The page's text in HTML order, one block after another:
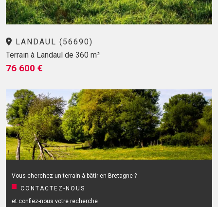
LANDAUL (56690)
Terrain à Landaul de 360 m²
76 600 €
Vous cherchez un terrain à bâtir en Bretagne ?
CONTACTEZ-NOUS
et confiez-nous votre recherche